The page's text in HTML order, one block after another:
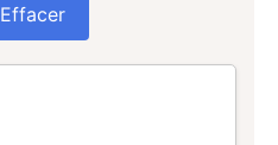
Effacer